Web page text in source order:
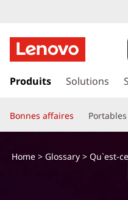
u
ea
e
r
u
Produits Solutions
Bonnes affaires Portables
Home> Glossary> Qu`est-